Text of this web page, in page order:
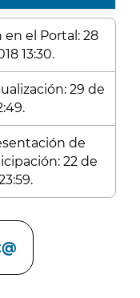
el Portal: 28
13:30.
29 de
de
22 de